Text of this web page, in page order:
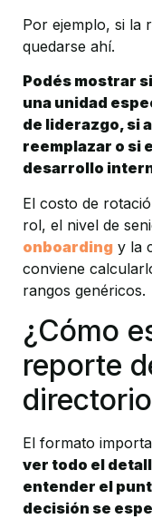
Por ejemplo, si la
quedarse ahí.
Podés mostrar
una unidad
de liderazgo, si
reemplazar o si
desarrollo
El costo de
onboarding y la
conviene
rangos genéricos.
¿Cómo
reporte
El formato
ver todo el
entender el
decisión se